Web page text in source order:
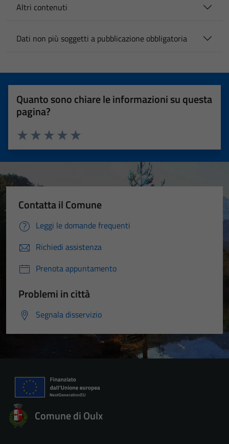
Altri contenuti
Dati non più soggetti a pubblicazione obbligatoria
Quanto sono chiare le informazioni su questa
pagina?
Valuta 5 stelle su 5
Valuta 4 stelle su 5
Valuta 3 stelle su 5
Valuta 2 stelle su 5
Valuta 1 stelle su 5
Contatta il Comune
Leggi le domande frequenti
Richiedi assistenza
Prenota appuntamento
Problemi in città
Segnala disservizio
Comune di Oulx